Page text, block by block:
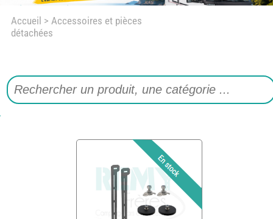
Accueil > Accessoires et pièces
détachées